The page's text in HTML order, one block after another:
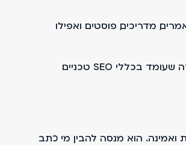
מדריכים, פוסטים ואפילו
כמי שעוסק בקידום אתרים בגוגל לאורך שנים, אני רואה שינוי ברור. לא רק באלגוריתם, אלא בגישה. גוגל כבר לא מחפש טקסט “יפה” או כזה שעומד בכללי SEO טכניים
הוא מנסה להבין מי כתב